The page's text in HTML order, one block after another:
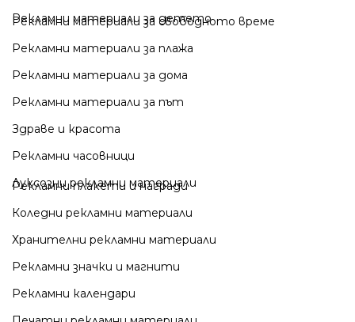
Рекламни материали за детето
Рекламни материали за свободното време
Рекламни материали за плажа
Рекламни материали за дома
Рекламни материали за път
Здраве и красота
Рекламни часовници
Луксозни рекламни материали
Рекламни плакети и награди
Коледни рекламни материали
Хранителни рекламни материали
Рекламни значки и магнити
Рекламни календари